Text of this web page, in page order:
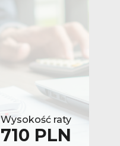
Wysokość raty
710 PLN